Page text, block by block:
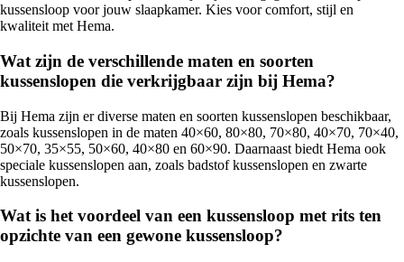
kussensloop voor jouw slaapkamer. Kies voor comfort, stijl en
kwaliteit met Hema.
Wat zijn de verschillende maten en soorten
kussenslopen die verkrijgbaar zijn bij Hema?
Bij Hema zijn er diverse maten en soorten kussenslopen beschikbaar,
zoals kussenslopen in de maten 40×60, 80×80, 70×80, 40×70, 70×40,
50×70, 35×55, 50×60, 40×80 en 60×90. Daarnaast biedt Hema ook
speciale kussenslopen aan, zoals badstof kussenslopen en zwarte
kussenslopen.
Wat is het voordeel van een kussensloop met rits ten
opzichte van een gewone kussensloop?